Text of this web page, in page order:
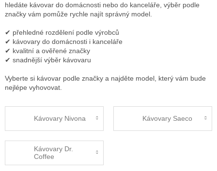
hledáte kávovar do domácnosti nebo do kanceláře, výběr podle
značky vám pomůže rychle najít správný model.
✔ přehledné rozdělení podle výrobců
✔ kávovary do domácnosti i kanceláře
✔ kvalitní a ověřené značky
✔ snadnější výběr kávovaru
Vyberte si kávovar podle značky a najděte model, který vám bude
nejlépe vyhovovat.
Kávovary Nivona Kávovary Saeco
Kávovary Dr.
Coffee